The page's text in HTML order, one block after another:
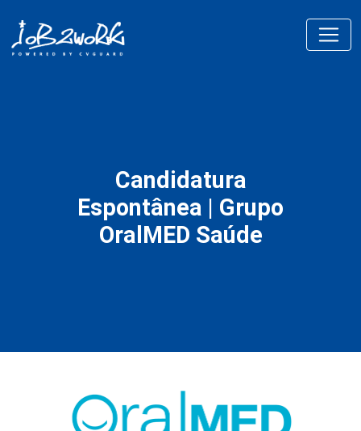
Candidatura
Espontânea | Grupo
OralMED Saúde